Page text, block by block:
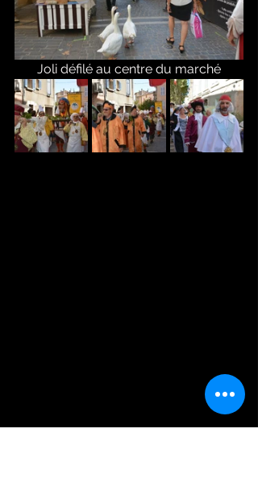
Joli défilé au centre du marché